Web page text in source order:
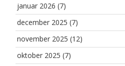
januar 2026 (7)
december 2025 (7)
november 2025 (12)
oktober 2025 (7)